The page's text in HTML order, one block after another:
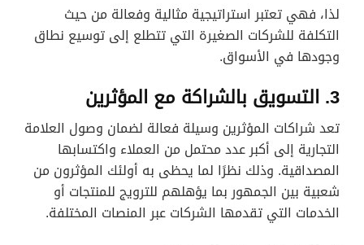
لذا، فهي تعتبر استراتيجية مثالية وفعالة من حيث
التكلفة للشركات الصغيرة التي تتطلع إلى توسيع نطاق
وجودها في الأسواق.
3. التسويق بالشراكة مع المؤثرين
تعد شراكات المؤثرين وسيلة فعالة لضمان وصول العلامة
التجارية إلى أكبر عدد محتمل من العملاء واكتسابها
المصداقية. وذلك نظرًا لما يحظى به أولئك المؤثرون من
شعبية بين الجمهور بما يؤهلهم للترويج للمنتجات أو
الخدمات التي تقدمها الشركات عبر المنصات المختلفة.